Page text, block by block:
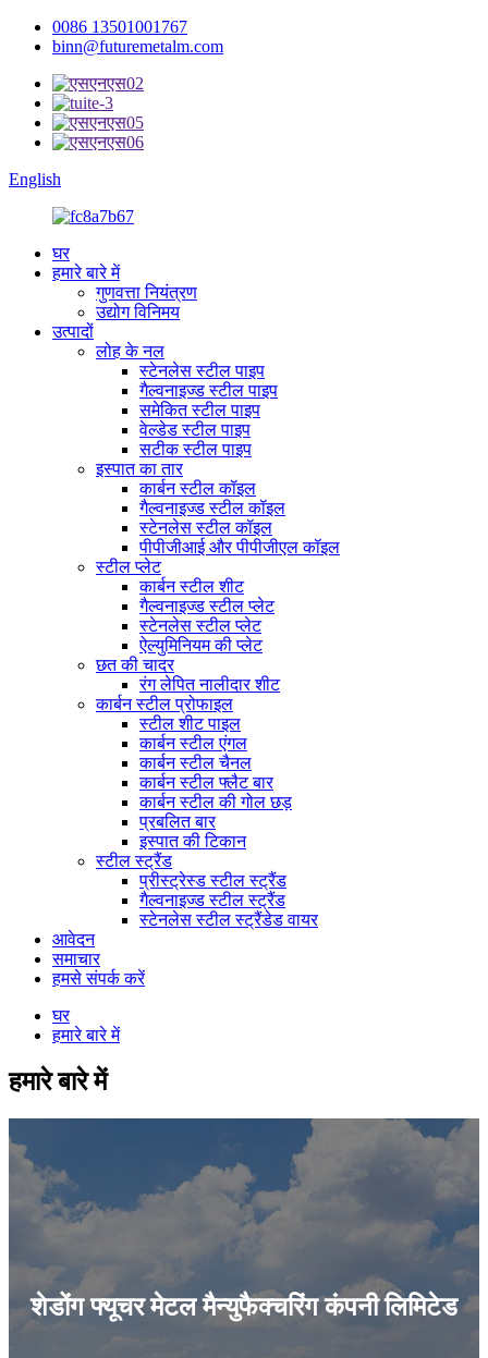
0086 13501001767
binn@futuremetalm.com
English
घर
हमारे बारे में
गुणवत्ता नियंत्रण
उद्योग विनिमय
उत्पादों
लोह के नल
स्टेनलेस स्टील पाइप
गैल्वनाइज्ड स्टील पाइप
समेकित स्टील पाइप
वेल्डेड स्टील पाइप
सटीक स्टील पाइप
इस्पात का तार
कार्बन स्टील कॉइल
गैल्वनाइज्ड स्टील कॉइल
स्टेनलेस स्टील कॉइल
पीपीजीआई और पीपीजीएल कॉइल
स्टील प्लेट
कार्बन स्टील शीट
गैल्वनाइज्ड स्टील प्लेट
स्टेनलेस स्टील प्लेट
ऐल्युमिनियम की प्लेट
छत की चादर
रंग लेपित नालीदार शीट
कार्बन स्टील प्रोफाइल
स्टील शीट पाइल
कार्बन स्टील एंगल
कार्बन स्टील चैनल
कार्बन स्टील फ्लैट बार
कार्बन स्टील की गोल छड़
प्रबलित बार
इस्पात की टिकान
स्टील स्ट्रैंड
प्रीस्ट्रेस्ड स्टील स्ट्रैंड
गैल्वनाइज्ड स्टील स्ट्रैंड
स्टेनलेस स्टील स्ट्रैंडेड वायर
आवेदन
समाचार
हमसे संपर्क करें
घर
हमारे बारे में
हमारे बारे में
शेडोंग फ्यूचर मेटल मैन्युफैक्चरिंग कंपनी लिमिटेड